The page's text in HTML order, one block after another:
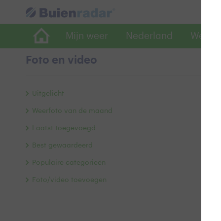
Mijn weer Nederland
Foto en video
Uitgelicht
Weerfoto van de maand
Laatst toegevoegd
Best gewaardeerd
Populaire categorieën
Foto/video toevoegen